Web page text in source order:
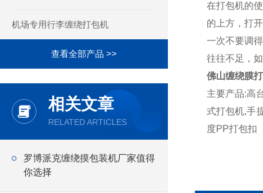
机场专用行李缠绕打包机
查看全部产品 >>
相关文章
RELATED ARTICLES
罗博派克缠绕摸包装机厂家值得
你选择
在打包机的
的上方，打
一次不要调
往往不足，
佛山缠绕膜
主要产品:高
式打包机,手
度PP打包扣